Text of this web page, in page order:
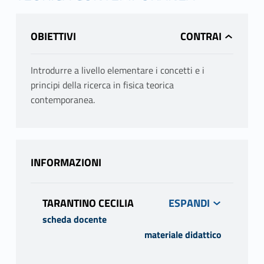
OBIETTIVI
Introdurre a livello elementare i concetti e i
principi della ricerca in fisica teorica
contemporanea.
INFORMAZIONI
TARANTINO CECILIA
scheda docente
materiale didattico